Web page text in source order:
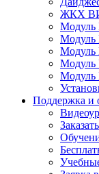
ЖКХ
Поддержка и